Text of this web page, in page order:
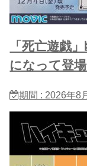
「死亡遊戯
になって登
期間 : 2026年8